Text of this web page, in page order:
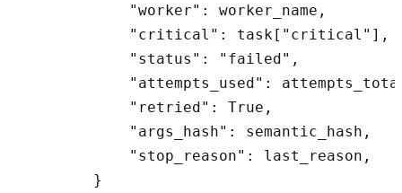
            "worker": worker_name,
            "critical": task["critical"],
            "status": "failed",
"attempts_used":
            "retried": True,
            "args_hash": semantic_hash,
            "stop_reason": last_reason,
        }